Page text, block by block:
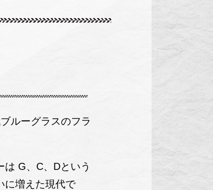
ルーグラスのフラ
G、C、Dという
に増えた現代で